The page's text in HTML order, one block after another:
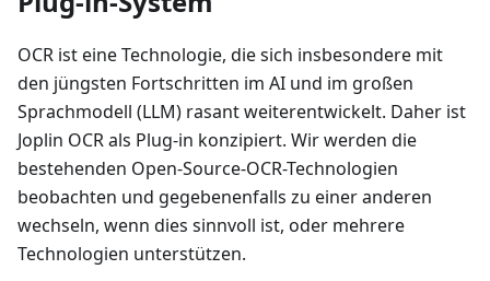
OCR ist eine Technologie, die sich insbesondere mit
den jüngsten Fortschritten im AI und im großen
Sprachmodell (LLM) rasant weiterentwickelt. Daher ist
Joplin OCR als Plug-in konzipiert. Wir werden die
bestehenden Open-Source-OCR-Technologien
beobachten und gegebenenfalls zu einer anderen
wechseln, wenn dies sinnvoll ist, oder mehrere
Technologien unterstützen.